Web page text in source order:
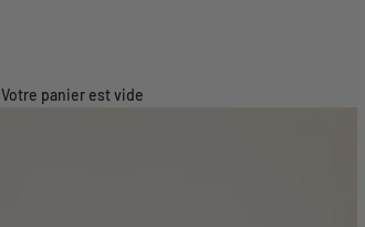
Votre panier est vide